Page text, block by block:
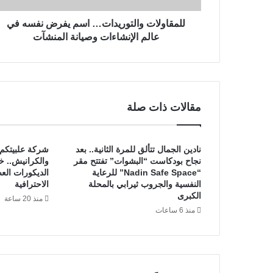
نت
ت
د
ا
…
ا
س
م
ف
ن
للمقاولات والتوريدات… اسم يفرض نفسه في
عالم الإنشاءات وصيانة المنشآت
مقالات ذات صلة
نادين الجمال تتألق للمرة الثانية.. بعد
نجاح بودكاست “البشوات” تفتتح مقر
“Nadin Safe Space” للرعاية
النفسية والجروب ثيرابي بالمحلة
الكبرى
منذ 6 ساعات
شركة
والكرانيش..
الديكورات
الاحترافية
منذ 20 ساعة